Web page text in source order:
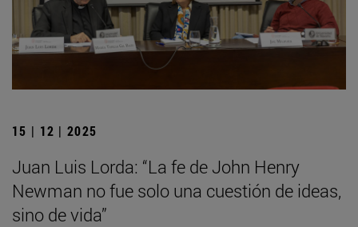
15 | 12 | 2025
Juan Luis Lorda: “La fe de John Henry
Newman no fue solo una cuestión de ideas,
sino de vida”